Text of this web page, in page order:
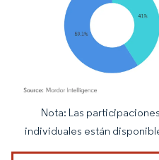
Imagen © Mordor Intelligence. El uso
Nota: Las
individuales están